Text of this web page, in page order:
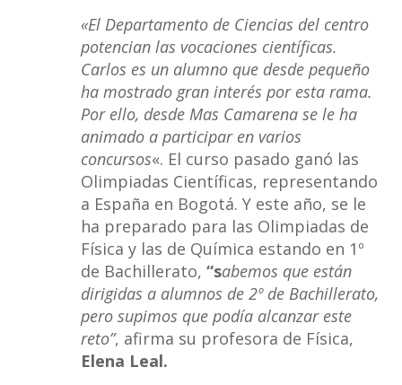
«El Departamento de Ciencias del centro
potencian las vocaciones científicas.
Carlos es un alumno que desde pequeño
ha mostrado gran interés por esta rama.
Por ello, desde Mas Camarena se le ha
animado a participar en varios
concursos«. El curso pasado ganó las
Olimpiadas Científicas, representando
a España en Bogotá. Y este año, se le
ha preparado para las Olimpiadas de
Física y las de Química estando en 1º
de Bachillerato, “sabemos que están
dirigidas a alumnos de 2º de Bachillerato,
pero supimos que podía alcanzar este
reto”, afirma su profesora de Física,
Elena Leal.